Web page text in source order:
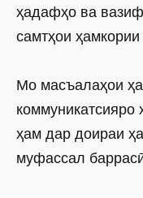
ҳадафҳо ва
самтҳои
Мо масъалаҳои
ҳам дар доираи
муфассал